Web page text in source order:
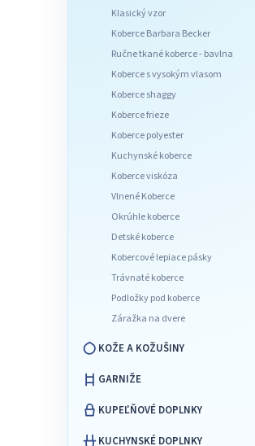
Klasický vzor
Koberce Barbara Becker
Ručne tkané koberce - bavlna
Koberce s vysokým vlasom
Koberce shaggy
Koberce frieze
Koberce polyester
Kuchynské koberce
Koberce viskóza
Vlnené Koberce
Okrúhle koberce
Detské koberce
Kobercové lepiace pásky
Trávnaté koberce
Podložky pod koberce
Záražka na dvere
KOŽE A KOŽUŠINY
GARNIŽE
KUPEĽŇOVÉ DOPLNKY
KUCHYNSKÉ DOPLNKY